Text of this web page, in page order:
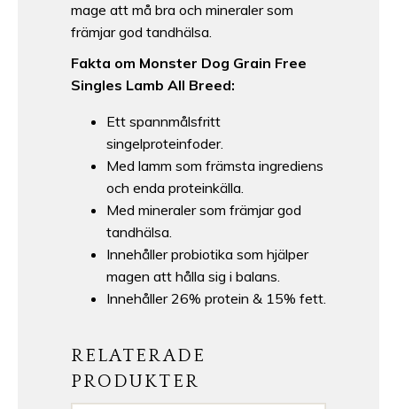
mage att må bra och mineraler som
främjar god tandhälsa.
Fakta om Monster Dog Grain Free
Singles Lamb All Breed:
Ett spannmålsfritt
singelproteinfoder.
Med lamm som främsta ingrediens
och enda proteinkälla.
Med mineraler som främjar god
tandhälsa.
Innehåller probiotika som hjälper
magen att hålla sig i balans.
Innehåller 26% protein & 15% fett.
RELATERADE
PRODUKTER